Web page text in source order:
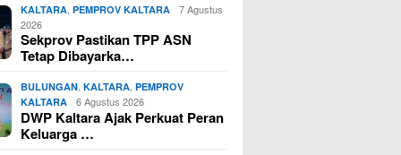
KALTARA ,PEMPROV KALTARA
7 Agustus
2026
Sekprov Pastikan TPP ASN
Tetap Dibayarka…
BULUNGAN ,KALTARA ,PEMPROV
KALTARA
6 Agustus 2026
DWP Kaltara Ajak Perkuat Peran
Keluarga …